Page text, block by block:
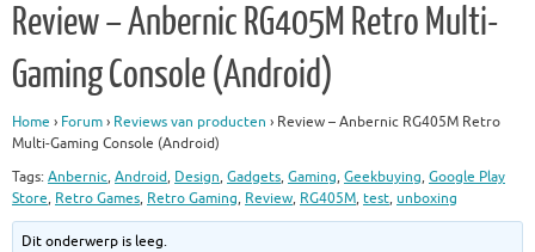
Review – Anbernic RG405M Retro Multi-
Gaming Console (Android)
Home › Forum› Reviews van producten › Review – Anbernic RG405M Retro
Multi-Gaming Console (Android)
Tags: Anbernic, Android, Design, Gadgets, Gaming, Geekbuying, Google Play
Store, Retro Games, Retro Gaming, Review, RG405M, test, unboxing
Dit onderwerp is leeg.